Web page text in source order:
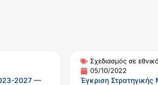
2027 —
Σχεδιασμός σε
05/10/2022
Έγκριση